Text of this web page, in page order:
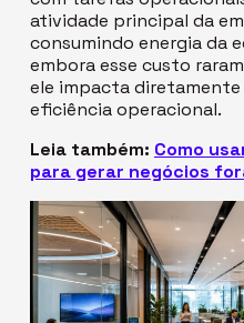
atividade principal da
consumindo energia da
embora esse custo
ele impacta
eficiência operacional.
Leia também: Como
para gerar negócios